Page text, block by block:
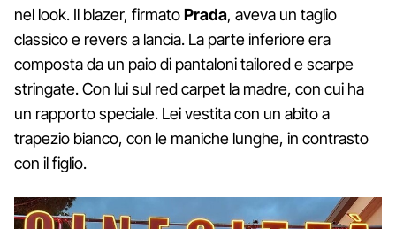
nel look. Il blazer, firmatoPrada, aveva un taglio
classico e revers a lancia. La parte inferiore era
composta da un paio di pantaloni tailored e scarpe
stringate. Con lui sul red carpet la madre, con cui ha
un rapporto speciale. Lei vestita con un abito a
trapezio bianco, con le maniche lunghe, in contrasto
con il figlio.